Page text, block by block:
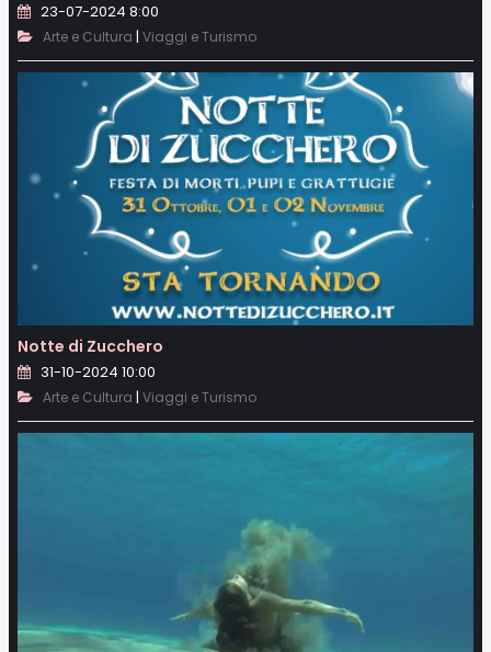
23-07-2024 8:00
Arte e Cultura | Viaggi e Turismo
Notte di Zucchero
31-10-2024 10:00
Arte e Cultura | Viaggi e Turismo